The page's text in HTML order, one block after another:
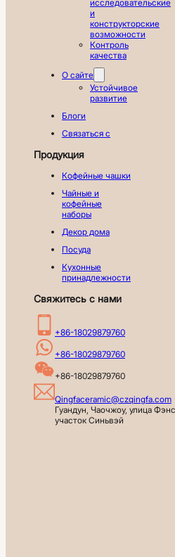
исследовательские
и
конструкторские
возможности
Контроль
качества
О сайте
Устойчивое
развитие
Блоги
Связаться с
Продукция
Кофейные чашки
Чайные и
кофейные
наборы
Декор дома
Посуда
Кухонные
принадлежности
Свяжитесь с нами
+86-18029879760
+86-18029879760
+86-18029879760
Qingfaceramic@czqingfa.com
Гуандун, Чаочжоу, улица
участок Синьвэй